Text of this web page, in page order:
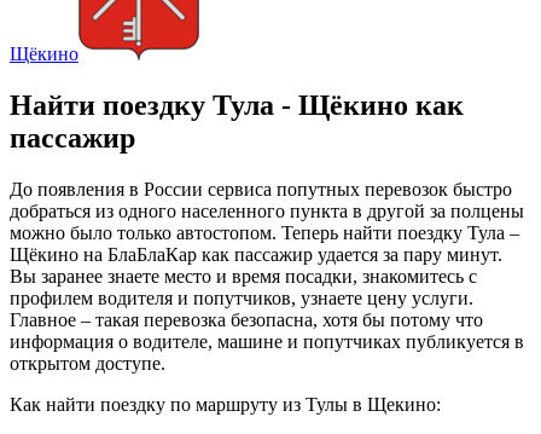
Щёкино
Найти поездку Тула - Щёкино как
пассажир
До появления в России сервиса попутных перевозок быстро
добраться из одного населенного пункта в другой за полцены
можно было только автостопом. Теперь найти поездку Тула –
Щёкино на БлаБлаКар как пассажир удается за пару минут.
Вы заранее знаете место и время посадки, знакомитесь с
профилем водителя и попутчиков, узнаете цену услуги.
Главное – такая перевозка безопасна, хотя бы потому что
информация о водителе, машине и попутчиках публикуется в
открытом доступе.
Как найти поездку по маршруту из Тулы в Щекино: